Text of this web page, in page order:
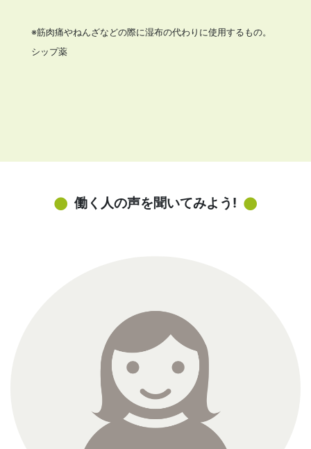
※筋肉痛やねんざなどの際に湿布の代わりに使用するもの。
シップ薬
働く人の声を聞いてみよう!